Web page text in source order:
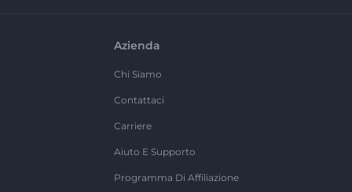
Azienda
Chi Siamo
Contattaci
Carriere
Aiuto E Supporto
Programma Di Affiliazione